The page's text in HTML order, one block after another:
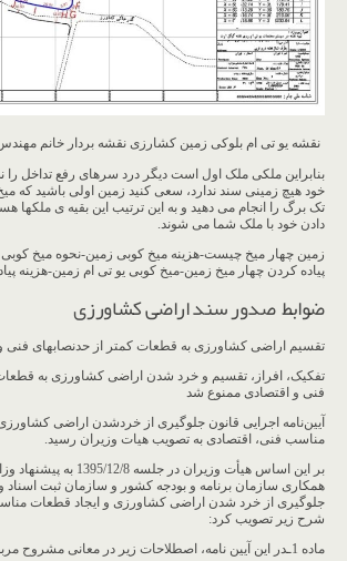
نقشه یو تی ام بلوکی زمین کشارزی نقشه بردار خانم مهندس آبکار
بنابراین ملکی ملک اول است دیگر درد سرهای رفع تداخل را
خود هیچ زمینی سند ندارد، سعی کنید زمین اولی باشید که
تک برگ را انجام می دهید و به این ترتیب این بقیه ی ملکها
دادن خود با ملک شما می شوند.
زمین چهار میخ چیست-هزینه میخ کوبی زمین-نحوه میخ کوبی
پیاده کردن چهار میخ زمین-میخ کوبی یو تی ام زمین-هزینه
ضوابط صدور سند اراضی کشاورزی
تقسیم اراضی کشاورزی به قطعات کمتر از حدنصاب‏های فنی
تفکیک، افراز، تقسیم و خرد شدن اراضی کشاورزی به
فنی و اقتصادی ممنوع شد
آیین‌نامه اجرایی قانون جلوگیری از خردشدن اراضی
مناسب فنی، اقتصادی به تصویب هیات وزیران رسید.
بر این اساس هیأت وزیران در
همکاری سازمان برنامه و بودجه کشور و سازمان ثبت اسناد
جلوگیری از خرد شدن اراضی کشاورزی و ایجاد قطعات
شرح زیر تصویب کرد:
ماده 1ـدر این آیین‏ نامه، اصطلاحات زیر در معانی مشروح مربوط به کار می‌روند: